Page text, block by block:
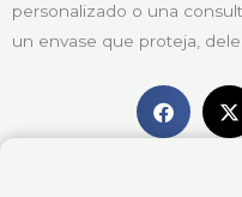
personalizado o una
un envase que proteja,